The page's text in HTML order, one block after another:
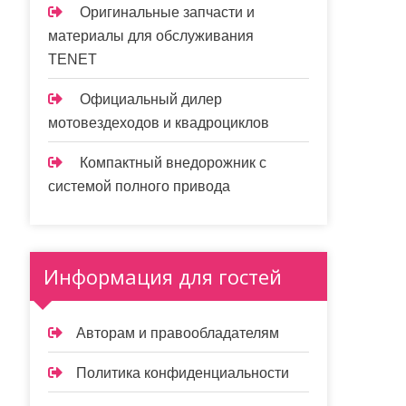
Оригинальные запчасти и
материалы для обслуживания
TENET
Официальный дилер
мотовездеходов и квадроциклов
Компактный внедорожник с
системой полного привода
Информация для гостей
Авторам и правообладателям
Политика конфиденциальности